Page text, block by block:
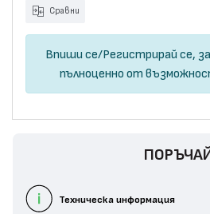
Сравни
Впиши се/Регистрирай се,
пълноценно от
Техническа информация